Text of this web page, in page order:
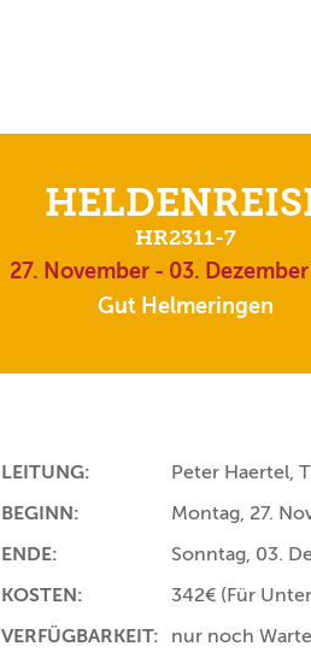
HR2311-7
27. November - 03.
Gut Helmeringen
LEITUNG:
Peter Haertel,
BEGINN:
Montag, 27.
ENDE:
Sonntag, 03.
KOSTEN:
342€ (Für
VERFÜGBARKEIT:
nur noch